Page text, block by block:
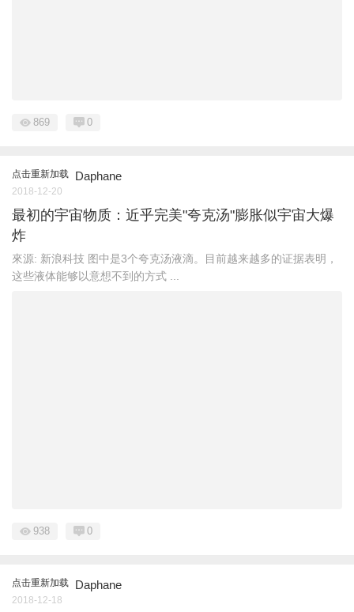
869 0
点击重新加载 Daphane
2018-12-20
最初的宇宙物质：近乎完美"夸克汤"膨胀似宇宙大爆
炸
來源: 新浪科技 图中是3个夸克汤液滴。目前越来越多的证据表明，
这些液体能够以意想不到的方式 ...
938 0
点击重新加载 Daphane
2018-12-18